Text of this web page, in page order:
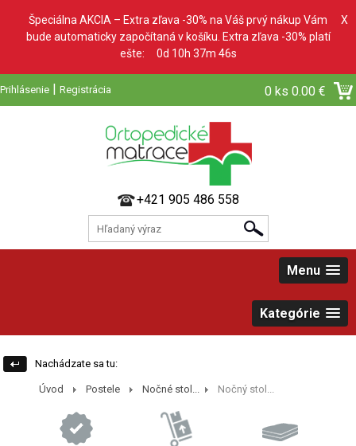
Špeciálna AKCIA – Extra zľava -30% na Váš prvý nákup Vám
bude automaticky započítaná v košíku. Extra zľava -30% platí
ešte: 0d 10h 37m 45s
X
Prihlásenie | Registrácia 0 ks 0.00 €
+421 905 486 558
Menu
Kategórie
Nachádzate sa tu:
Úvod Postele Nočné stol... Nočný stol...